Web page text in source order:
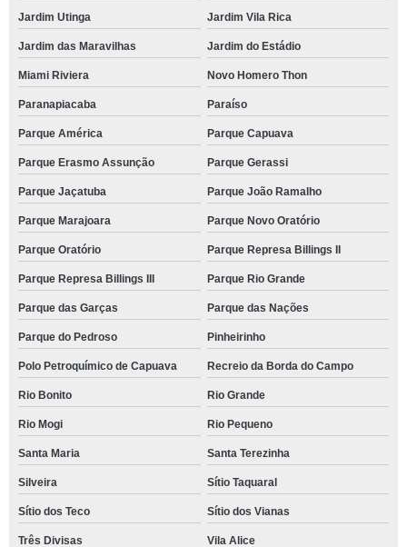
Jardim Utinga Jardim Vila Rica
Jardim das Maravilhas Jardim do Estádio
Miami Riviera Novo Homero Thon
Paranapiacaba Paraíso
Parque América Parque Capuava
Parque Erasmo Assunção Parque Gerassi
Parque Jaçatuba Parque João Ramalho
Parque Marajoara Parque Novo Oratório
Parque Oratório Parque Represa Billings II
Parque Represa Billings III Parque Rio Grande
Parque das Garças Parque das Nações
Parque do Pedroso Pinheirinho
Polo Petroquímico de Capuava Recreio da Borda do Campo
Rio Bonito Rio Grande
Rio Mogi Rio Pequeno
Santa Maria Santa Terezinha
Silveira Sítio Taquaral
Sítio dos Teco Sítio dos Vianas
Três Divisas Vila Alice